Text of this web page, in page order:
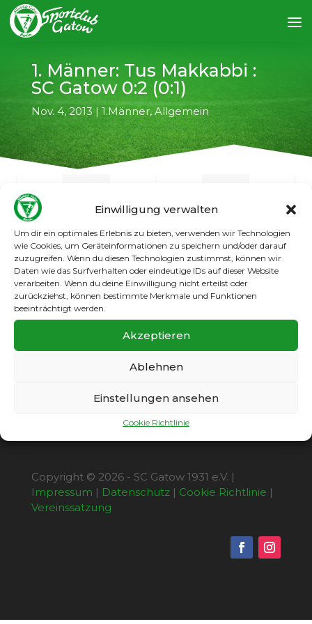
Einwilligung verwalten
Um dir ein optimales Erlebnis zu bieten, verwenden wir Technologien
wie Cookies, um Geräteinformationen zu speichern und/oder darauf
zuzugreifen. Wenn du diesen Technologien zustimmst, können wir
Daten wie das Surfverhalten oder eindeutige IDs auf dieser Website
verarbeiten. Wenn du deine Einwilligung nicht erteilst oder
zurückziehst, können bestimmte Merkmale und Funktionen
beeinträchtigt werden.
Akzeptieren
Ablehnen
Einstellungen ansehen
Cookie Richtlinie
1. Männer: Tus Makkabbi :
SC Gatow 0:2 (0:1)
Nov. 4, 2013| 1.Männer,Allgemein
← vorheriger Artikel nächster Artikel→
Zu einem verdienten und ungefährdeten 2:0-
Erfolg kam Gatows 1. Männer bei TuS Makkabi
(Tore: N. Hanke und T. Binting). Der Sieg hätte
noch weitaus deutlicher ausfallen können,
allein das Aluminium verhinderte dreimal
weitere Treffer.
Copyright © 2026 - SC Gatow 1931 e.V. |
Impressum | Datenschutz| Cookie Richtlinie |
Vereinssatzung